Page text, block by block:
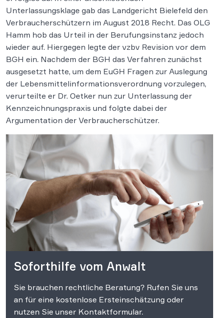
Unterlassungsklage gab das Landgericht Bielefeld den
Verbraucherschützern im August 2018 Recht. Das OLG
Hamm hob das Urteil in der Berufungsinstanz jedoch
wieder auf. Hiergegen legte der vzbv Revision vor dem
BGH ein. Nachdem der BGH das Verfahren zunächst
ausgesetzt hatte, um dem EuGH Fragen zur Auslegung
der Lebensmittelinformationsverordnung vorzulegen,
verurteilte er Dr. Oetker nun zur Unterlassung der
Kennzeichnungspraxis und folgte dabei der
Argumentation der Verbraucherschützer.
Soforthilfe vom Anwalt
Sie brauchen rechtliche Beratung? Rufen Sie uns
an für eine kostenlose Ersteinschätzung oder
nutzen Sie unser Kontaktformular.